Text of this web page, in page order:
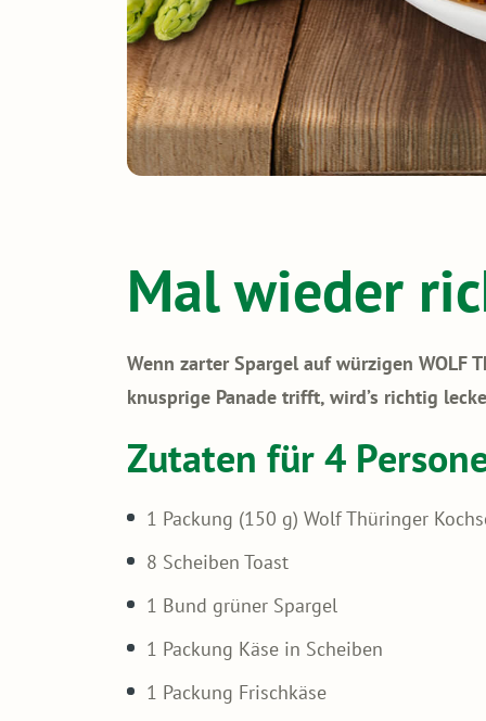
Mal wieder
Wenn zarter Spargel auf würzigen WOLF
knusprige Panade trifft, wird’s richtig
Zutaten für 4
1 Packung (150 g) Wolf Thüringer
8 Scheiben Toast
1 Bund grüner Spargel
1 Packung Käse in Scheiben
1 Packung Frischkäse